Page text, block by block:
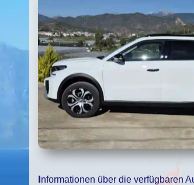
Informationen über die verfügbaren